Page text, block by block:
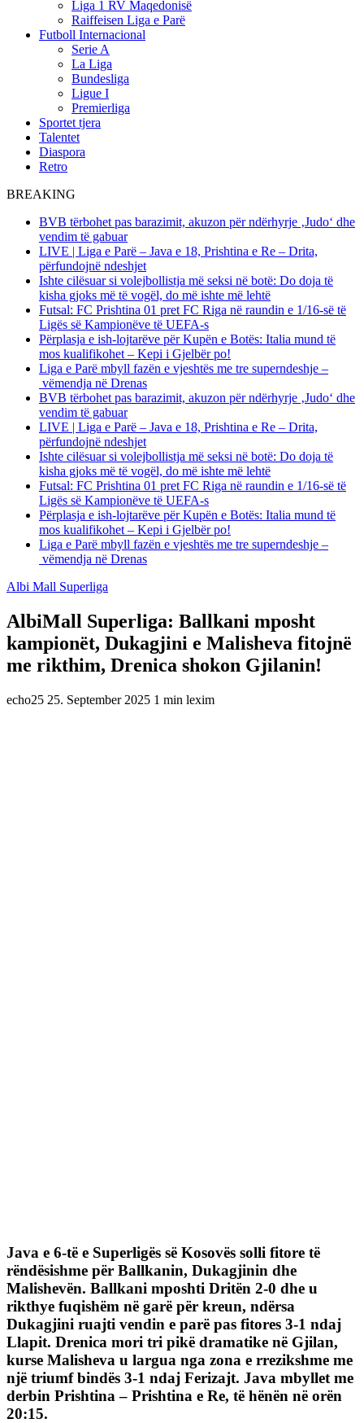
Liga 1 RV Maqedonisë
Raiffeisen Liga e Parë
Futboll Internacional
Serie A
La Liga
Bundesliga
Ligue I
Premierliga
Sportet tjera
Talentet
Diaspora
Retro
BREAKING
BVB tërbohet pas barazimit, akuzon për ndërhyrje ‚Judo‘ dhe
vendim të gabuar
LIVE | Liga e Parë – Java e 18, Prishtina e Re – Drita,
përfundojnë ndeshjet
Ishte cilësuar si volejbollistja më seksi në botë: Do doja të
kisha gjoks më të vogël, do më ishte më lehtë
Futsal: FC Prishtina 01 pret FC Riga në raundin e 1/16-së të
Ligës së Kampionëve të UEFA-s
Përplasja e ish-lojtarëve për Kupën e Botës: Italia mund të
mos kualifikohet – Kepi i Gjelbër po!
Liga e Parë mbyll fazën e vjeshtës me tre superndeshje –
vëmendja në Drenas
BVB tërbohet pas barazimit, akuzon për ndërhyrje ‚Judo‘ dhe
vendim të gabuar
LIVE | Liga e Parë – Java e 18, Prishtina e Re – Drita,
përfundojnë ndeshjet
Ishte cilësuar si volejbollistja më seksi në botë: Do doja të
kisha gjoks më të vogël, do më ishte më lehtë
Futsal: FC Prishtina 01 pret FC Riga në raundin e 1/16-së të
Ligës së Kampionëve të UEFA-s
Përplasja e ish-lojtarëve për Kupën e Botës: Italia mund të
mos kualifikohet – Kepi i Gjelbër po!
Liga e Parë mbyll fazën e vjeshtës me tre superndeshje –
vëmendja në Drenas
Albi Mall Superliga
AlbiMall Superliga: Ballkani mposht
kampionët, Dukagjini e Malisheva fitojnë
me rikthim, Drenica shokon Gjilanin!
echo25 25. September 2025 1 min lexim
Java e 6-të e Superligës së Kosovës solli fitore të
rëndësishme për Ballkanin, Dukagjinin dhe
Malishevën. Ballkani mposhti Dritën 2-0 dhe u
rikthye fuqishëm në garë për kreun, ndërsa
Dukagjini ruajti vendin e parë pas fitores 3-1 ndaj
Llapit. Drenica mori tri pikë dramatike në Gjilan,
kurse Malisheva u largua nga zona e rrezikshme me
një triumf bindës 3-1 ndaj Ferizajt. Java mbyllet me
derbin Prishtina – Prishtina e Re, të hënën në orën
20:15.